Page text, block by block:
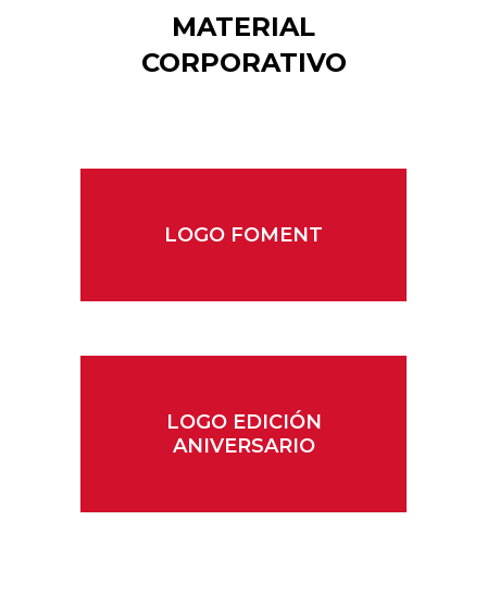
MATERIAL
CORPORATIVO
LOGO FOMENT
LOGO EDICIÓN
ANIVERSARIO